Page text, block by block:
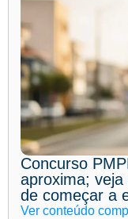
Concurso
aproxima;
de começar a
Ver conteúdo